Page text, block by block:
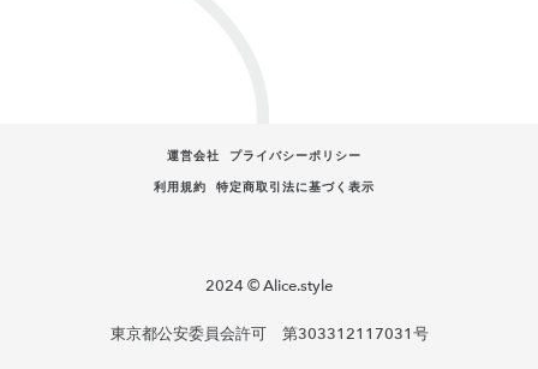
運営会社
プライバシーポリシー
利用規約
特定商取引法に基づく表示
2024 © Alice.style
東京都公安委員会許可 第303312117031号